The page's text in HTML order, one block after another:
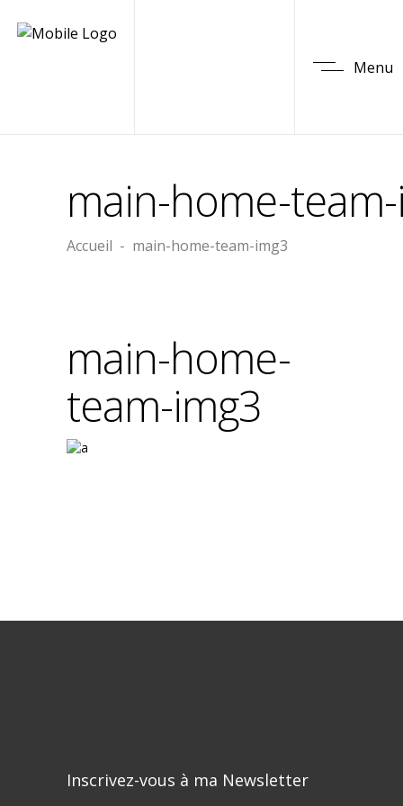
Menu
main-home-
Accueil - main-home-team-img3
main-home-
team-img3
Inscrivez-vous à ma Newsletter